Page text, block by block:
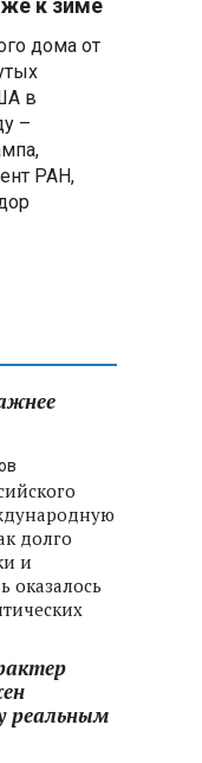
и под
на
Гуль
ударами
района
к зиме
дома от
в
–
РАН,
долго
и
оказалось
реальным